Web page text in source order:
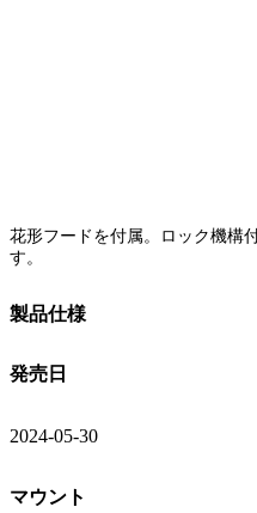
花形フードを付属。ロック機構
す。
製品仕様
発売日
2024-05-30
マウント